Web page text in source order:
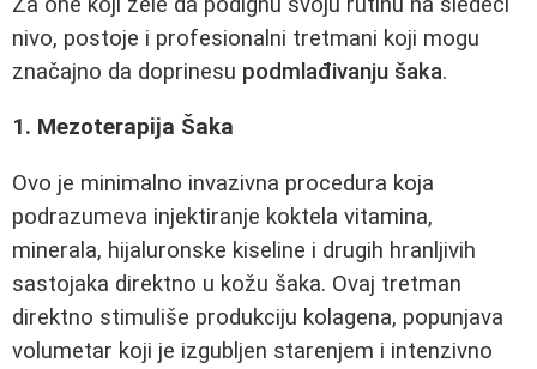
nivo, postoje i profesionalni tretmani koji mogu
značajno da doprinesu podmlađivanju šaka.
1. Mezoterapija Šaka
Ovo je minimalno invazivna procedura koja
podrazumeva injektiranje koktela vitamina,
minerala, hijaluronske kiseline i drugih hranljivih
sastojaka direktno u kožu šaka. Ovaj tretman
direktno stimuliše produkciju kolagena, popunjava
volumetar koji je izgubljen starenjem i intenzivno